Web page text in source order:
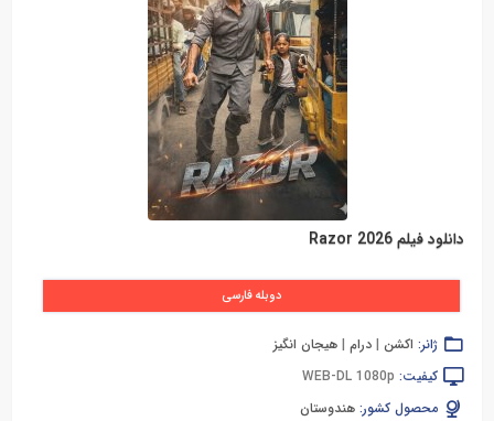
دانلود فیلم Razor 2026
دوبله فارسی
ژانر: اکشن | درام | هیجان انگیز
کیفیت: WEB-DL 1080p
محصول کشور: هندوستان